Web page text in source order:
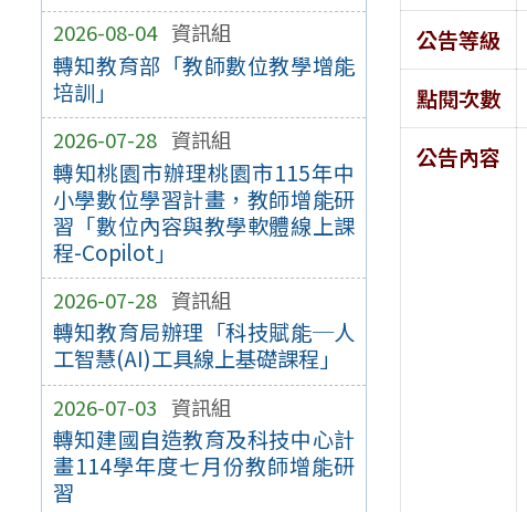
2026-08-04 資訊組
轉知教育部「教師數位教學增能
培訓」
2026-07-28 資訊組
轉知桃園市辦理桃園市115年中
小學數位學習計畫，教師增能研
習「數位內容與教學軟體線上課
程-Copilot」
2026-07-28 資訊組
轉知教育局辦理「科技賦能─人
工智慧(AI)工具線上基礎課程」
2026-07-03 資訊組
轉知建國自造教育及科技中心計
畫114學年度七月份教師增能研
習
公告等級
點閱次數
公告內容